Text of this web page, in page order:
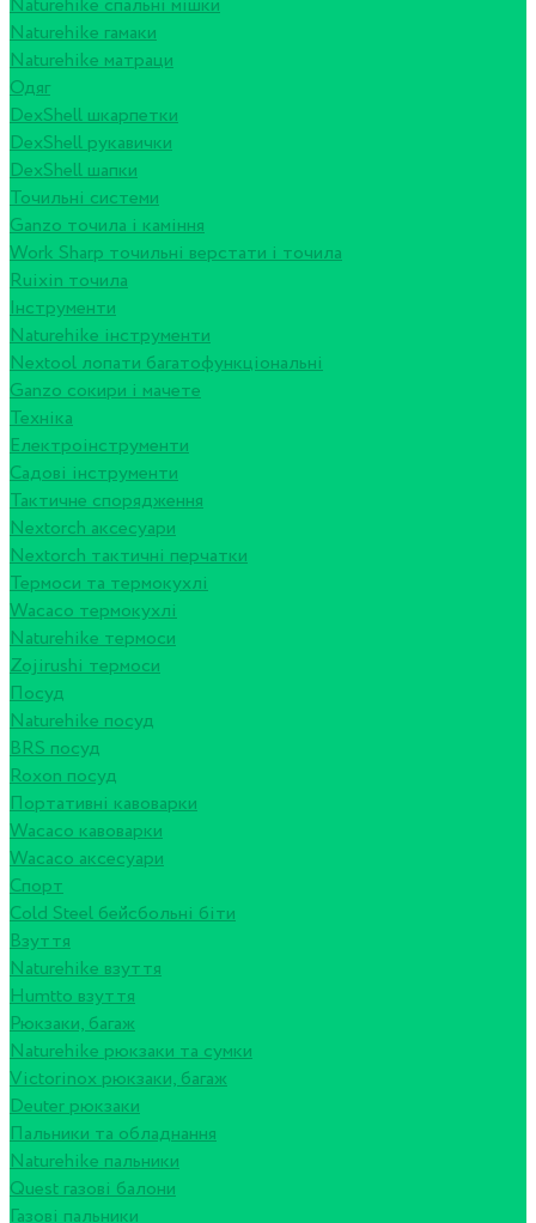
Naturehike спальні мішки
Naturehike гамаки
Naturehike матраци
Одяг
DexShell шкарпетки
DexShell рукавички
DexShell шапки
Точильні системи
Ganzo точила і каміння
Work Sharp точильні верстати і точила
Ruixin точила
Інструменти
Naturehike інструменти
Nextool лопати багатофункціональні
Ganzo сокири і мачете
Техніка
Електроінструменти
Садові інструменти
Тактичне спорядження
Nextorch аксесуари
Nextorch тактичні перчатки
Термоси та термокухлі
Wacaco термокухлі
Naturehike термоси
Zojirushi термоси
Посуд
Naturehike посуд
BRS посуд
Roxon посуд
Портативні кавоварки
Wacaco кавоварки
Wacaco аксесуари
Спорт
Cold Steel бейсбольні біти
Взуття
Naturehike взуття
Humtto взуття
Рюкзаки, багаж
Naturehike рюкзаки та сумки
Victorinox рюкзаки, багаж
Deuter рюкзаки
Пальники та обладнання
Naturehike пальники
Quest газові балони
Газові пальники